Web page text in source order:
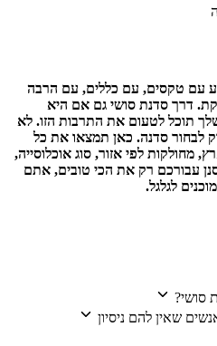
עם טקסים, עם כללים, עם הרבה
דרך סדנת סושי גם אם היא
תוכל לטעום את התרבות הזו. לא
לבחור סדנה. כאן תמצאו את כל
מחולקות לפי אזור, סוג אוכלוסייה,
עבורכם רק את הכי טובים, אתם
לגלגל.
סושי?
שאין להם ניסיון